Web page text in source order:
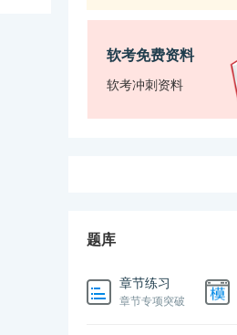
软考免费资料
软考冲刺资料
题库
章节练习
章节专项突破